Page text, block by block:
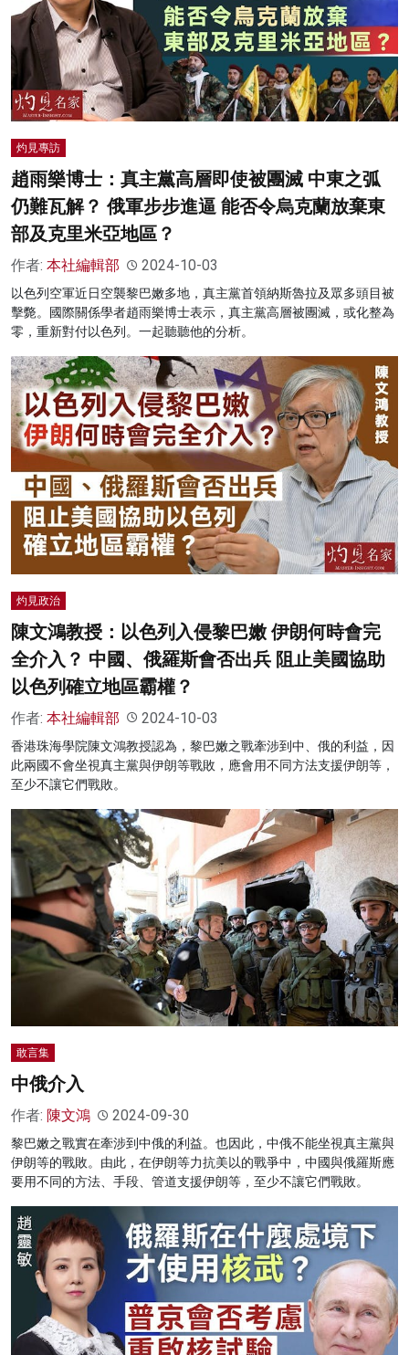
灼見專訪
趙雨樂博士：真主黨高層即使被團滅 中東之弧
仍難瓦解？ 俄軍步步進逼 能否令烏克蘭放棄東
部及克里米亞地區？
作者: 本社編輯部 2024-10-03
以色列空軍近日空襲黎巴嫩多地，真主黨首領納斯魯拉及眾多頭目被
擊斃。國際關係學者趙雨樂博士表示，真主黨高層被團滅，或化整為
零，重新對付以色列。一起聽聽他的分析。
灼見政治
陳文鴻教授：以色列入侵黎巴嫩 伊朗何時會完
全介入？ 中國、俄羅斯會否出兵 阻止美國協助
以色列確立地區霸權？
作者: 本社編輯部 2024-10-03
香港珠海學院陳文鴻教授認為，黎巴嫩之戰牽涉到中、俄的利益，因
此兩國不會坐視真主黨與伊朗等戰敗，應會用不同方法支援伊朗等，
至少不讓它們戰敗。
敢言集
中俄介入
作者: 陳文鴻 2024-09-30
黎巴嫩之戰實在牽涉到中俄的利益。也因此，中俄不能坐視真主黨與
伊朗等的戰敗。由此，在伊朗等力抗美以的戰爭中，中國與俄羅斯應
要用不同的方法、手段、管道支援伊朗等，至少不讓它們戰敗。